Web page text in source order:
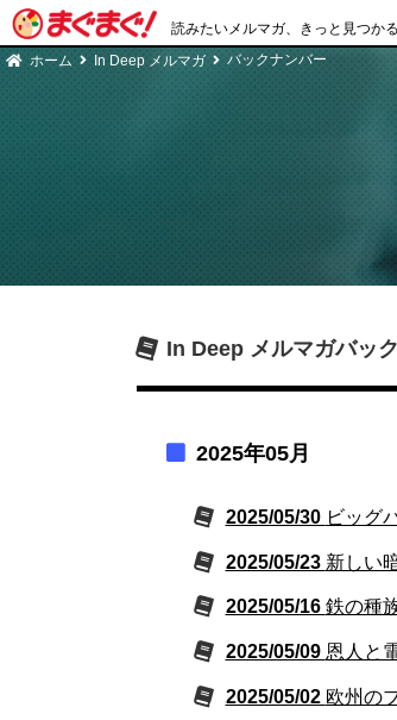
読みたいメルマガ、きっと見つかる
ホーム In Deep メルマガ バックナンバー
In Deep メルマガバッ
2025年05月
2025/05/30 ビッグ
2025/05/23 新しい
2025/05/16 鉄の種
2025/05/09 恩人と
2025/05/02 欧州の